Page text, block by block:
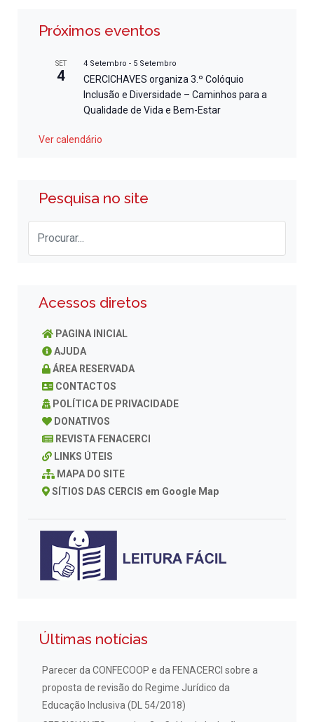
Próximos eventos
SET
4
4 Setembro - 5 Setembro
CERCICHAVES organiza 3.º Colóquio
Inclusão e Diversidade – Caminhos para a
Qualidade de Vida e Bem-Estar
Ver calendário
Pesquisa no site
Acessos diretos
PAGINA INICIAL
AJUDA
ÁREA RESERVADA
CONTACTOS
POLÍTICA DE PRIVACIDADE
DONATIVOS
REVISTA FENACERCI
LINKS ÚTEIS
MAPA DO SITE
SÍTIOS DAS CERCIS em Google Map
Últimas notícias
Parecer da CONFECOOP e da FENACERCI sobre a
proposta de revisão do Regime Jurídico da
Educação Inclusiva (DL 54/2018)